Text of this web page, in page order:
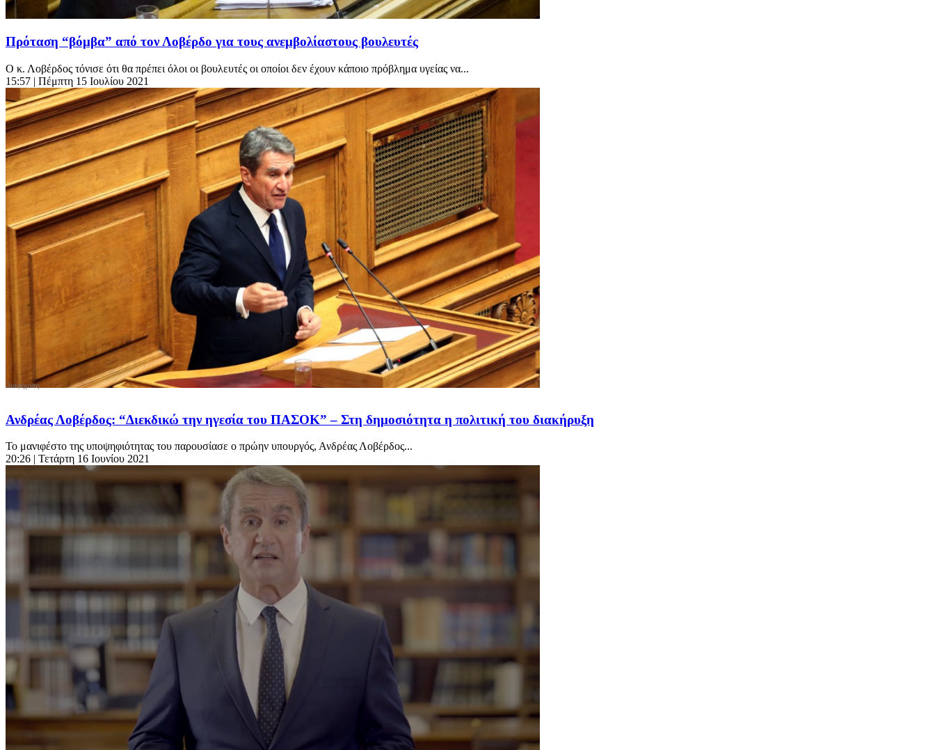
Πρόταση “βόμβα” από τον Λοβέρδο για τους ανεμβολίαστους βουλευτές
Ο κ. Λοβέρδος τόνισε ότι θα πρέπει όλοι οι βουλευτές οι οποίοι δεν έχουν κάποιο πρόβλημα υγείας να...
15:57 | Πέμπτη 15 Ιουλίου 2021
Ανδρέας Λοβέρδος: “Διεκδικώ την ηγεσία του ΠΑΣΟΚ” – Στη δημοσιότητα η πολιτική του διακήρυξη
Το μανιφέστο της υποψηφιότητας του παρουσίασε ο πρώην υπουργός, Ανδρέας Λοβέρδος...
20:26 | Τετάρτη 16 Ιουνίου 2021